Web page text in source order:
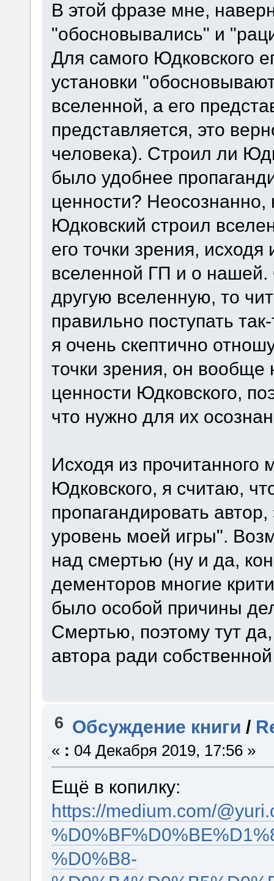
В этой фразе мне,
"обосновывались" и
Для самого Юдковского
установки
вселенной, а его
представляется, это
человека). Строил ли
было удобнее
ценности?
Юдковский строил
его точки зрения,
вселенной ГП и о
другую вселенную, то
правильно поступать
я очень скептично
точки зрения, он
ценности Юдковского,
что нужно для их
Исходя из прочитанного
Юдковского, я считаю,
пропагандировать
уровень моей игры".
над смертью (ну и да,
дементоров многие
было особой причины
Смертью, поэтому тут
автора ради
6 Обсуждение книги /
« : 04 Декабря 2019, 17:56 »
Ещё в копилку:
https://medium.com/
%D0%B8-